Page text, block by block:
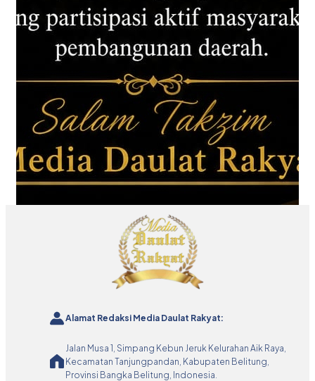
Alamat Redaksi Media Daulat Rakyat:
Jalan Musa 1, Simpang Kebun Jeruk Kelurahan Aik Raya,
Kecamatan Tanjungpandan, Kabupaten Belitung,
Provinsi Bangka Belitung, Indonesia.